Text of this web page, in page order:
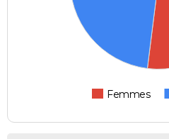
Femmes